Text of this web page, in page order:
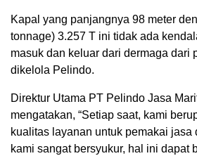
Kapal yang panjangnya 98 meter
tonnage) 3.257 T ini tidak ada
masuk dan keluar dari dermaga dari
dikelola Pelindo.
Direktur Utama PT Pelindo Jasa
mengatakan, “Setiap saat, kami
kualitas layanan untuk pemakai jasa
kami sangat bersyukur, hal ini dapat